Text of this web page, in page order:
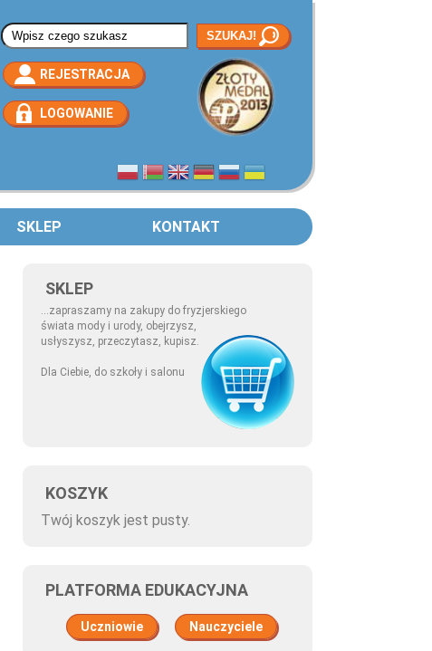
Formularz wyszukiwania
REJESTRACJA
LOGOWANIE
SKLEP KONTAKT
SKLEP
...zapraszamy na zakupy do fryzjerskiego
świata mody i urody, obejrzysz,
usłyszysz, przeczytasz, kupisz.
Dla Ciebie, do szkoły i salonu
KOSZYK
Twój koszyk jest pusty.
PLATFORMA EDUKACYJNA
Uczniowie Nauczyciele